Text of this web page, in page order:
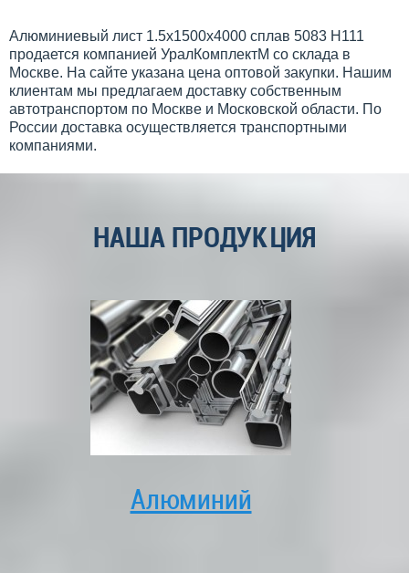
Алюминиевый лист 1.5х1500х4000 сплав 5083 H111
продается компанией УралКомплектМ со склада в
Москве. На сайте указана цена оптовой закупки. Нашим
клиентам мы предлагаем доставку собственным
автотранспортом по Москве и Московской области. По
России доставка осуществляется транспортными
компаниями.
НАША ПРОДУКЦИЯ
Алюминий